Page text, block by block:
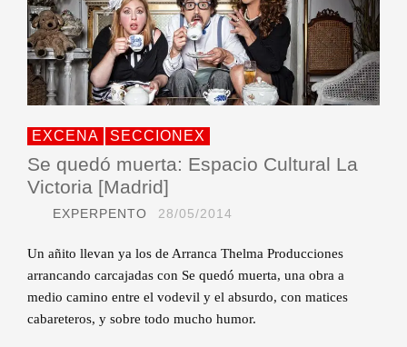
EXCENA SECCIONEX
Se quedó muerta: Espacio Cultural La
Victoria [Madrid]
EXPERPENTO 28/05/2014
Un añito llevan ya los de Arranca Thelma Producciones
arrancando carcajadas con Se quedó muerta, una obra a
medio camino entre el vodevil y el absurdo, con matices
cabareteros, y sobre todo mucho humor.